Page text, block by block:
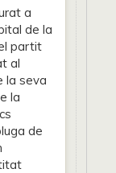
a
de la
partit
al
la seva
la
de